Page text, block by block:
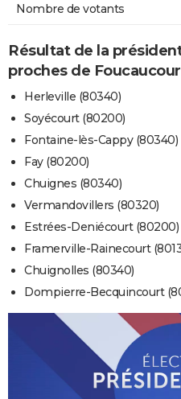
Nombre de votants
Résultat de la
proches de
Herleville (80340)
Soyécourt (80200)
Fontaine-lès-Cappy (80340)
Fay (80200)
Chuignes (80340)
Vermandovillers (80320)
Estrées-Deniécourt (80200)
Framerville-Rainecourt
Chuignolles (80340)
Dompierre-Becquincourt